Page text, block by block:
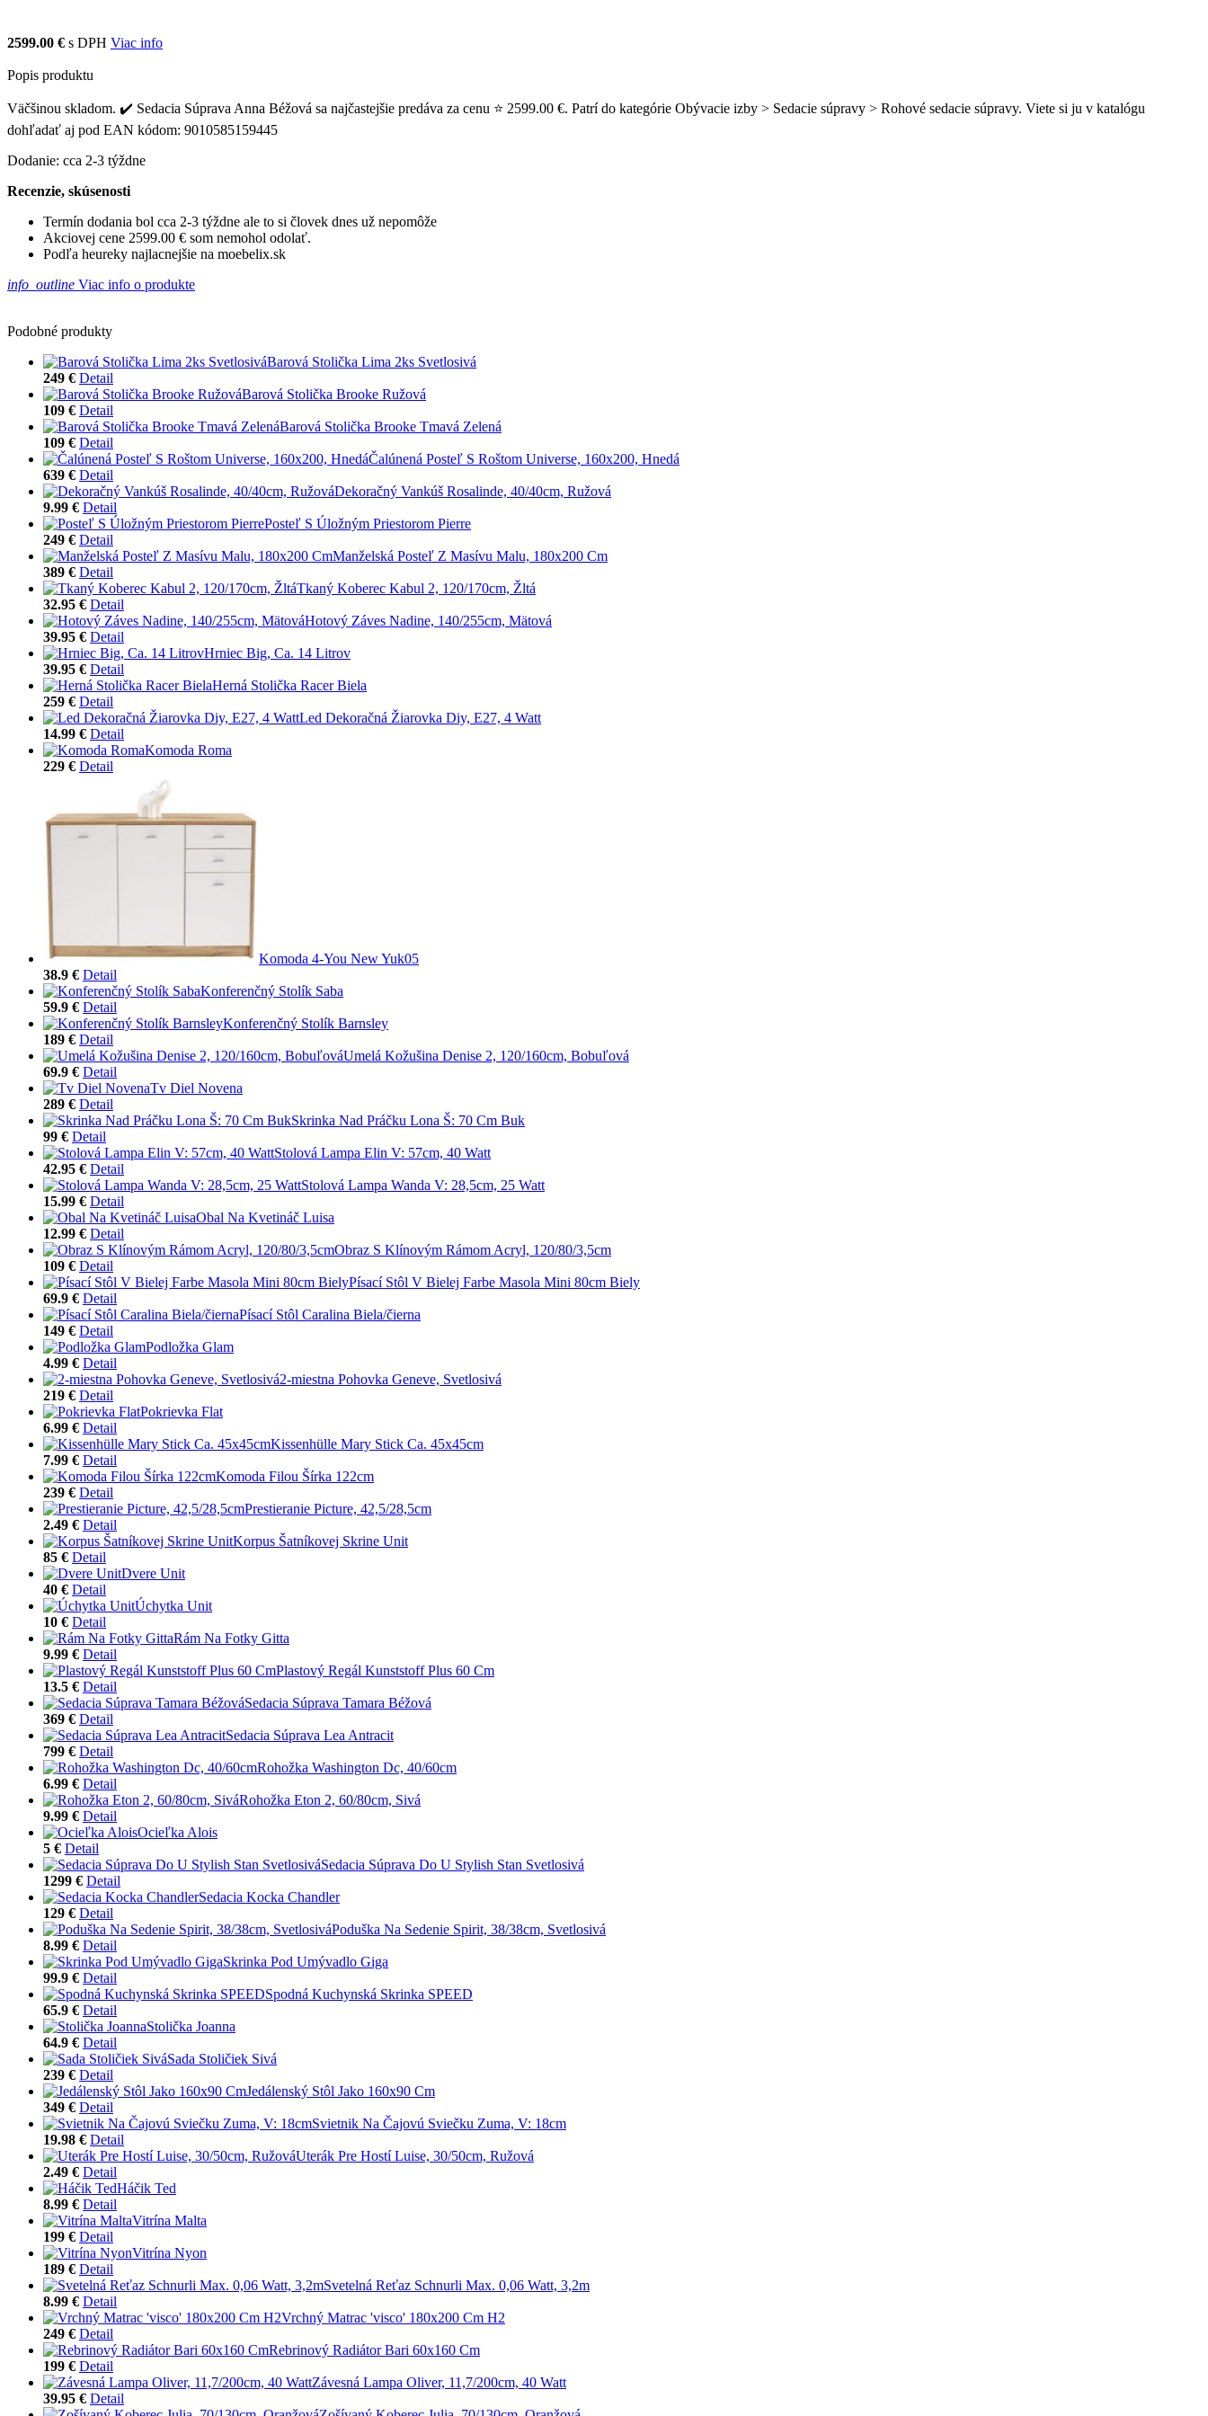
2599.00 € s DPH Viac info
Popis produktu
Väčšinou skladom. ✔️ Sedacia Súprava Anna Béžová sa najčastejšie predáva za cenu ⭐ 2599.00 €. Patrí do kategórie Obývacie izby > Sedacie súpravy > Rohové sedacie súpravy. Viete si ju v katalógu
dohľadať aj pod EAN kódom: 9010585159445
Dodanie: cca 2-3 týždne
Recenzie, skúsenosti
Termín dodania bol cca 2-3 týždne ale to si človek dnes už nepomôže
Akciovej cene 2599.00 € som nemohol odolať.
Podľa heureky najlacnejšie na moebelix.sk
info_outline Viac info o produkte
Podobné produkty
Barová Stolička Lima 2ks Svetlosivá
249 € Detail
Barová Stolička Brooke Ružová
109 € Detail
Barová Stolička Brooke Tmavá Zelená
109 € Detail
Čalúnená Posteľ S Roštom Universe, 160x200, Hnedá
639 € Detail
Dekoračný Vankúš Rosalinde, 40/40cm, Ružová
9.99 € Detail
Posteľ S Úložným Priestorom Pierre
249 € Detail
Manželská Posteľ Z Masívu Malu, 180x200 Cm
389 € Detail
Tkaný Koberec Kabul 2, 120/170cm, Žltá
32.95 € Detail
Hotový Záves Nadine, 140/255cm, Mätová
39.95 € Detail
Hrniec Big, Ca. 14 Litrov
39.95 € Detail
Herná Stolička Racer Biela
259 € Detail
Led Dekoračná Žiarovka Diy, E27, 4 Watt
14.99 € Detail
Komoda Roma
229 € Detail
Komoda 4-You New Yuk05
38.9 € Detail
Konferenčný Stolík Saba
59.9 € Detail
Konferenčný Stolík Barnsley
189 € Detail
Umelá Kožušina Denise 2, 120/160cm, Bobuľová
69.9 € Detail
Tv Diel Novena
289 € Detail
Skrinka Nad Práčku Lona Š: 70 Cm Buk
99 € Detail
Stolová Lampa Elin V: 57cm, 40 Watt
42.95 € Detail
Stolová Lampa Wanda V: 28,5cm, 25 Watt
15.99 € Detail
Obal Na Kvetináč Luisa
12.99 € Detail
Obraz S Klínovým Rámom Acryl, 120/80/3,5cm
109 € Detail
Písací Stôl V Bielej Farbe Masola Mini 80cm Biely
69.9 € Detail
Písací Stôl Caralina Biela/čierna
149 € Detail
Podložka Glam
4.99 € Detail
2-miestna Pohovka Geneve, Svetlosivá
219 € Detail
Pokrievka Flat
6.99 € Detail
Kissenhülle Mary Stick Ca. 45x45cm
7.99 € Detail
Komoda Filou Šírka 122cm
239 € Detail
Prestieranie Picture, 42,5/28,5cm
2.49 € Detail
Korpus Šatníkovej Skrine Unit
85 € Detail
Dvere Unit
40 € Detail
Úchytka Unit
10 € Detail
Rám Na Fotky Gitta
9.99 € Detail
Plastový Regál Kunststoff Plus 60 Cm
13.5 € Detail
Sedacia Súprava Tamara Béžová
369 € Detail
Sedacia Súprava Lea Antracit
799 € Detail
Rohožka Washington Dc, 40/60cm
6.99 € Detail
Rohožka Eton 2, 60/80cm, Sivá
9.99 € Detail
Ocieľka Alois
5 € Detail
Sedacia Súprava Do U Stylish Stan Svetlosivá
1299 € Detail
Sedacia Kocka Chandler
129 € Detail
Poduška Na Sedenie Spirit, 38/38cm, Svetlosivá
8.99 € Detail
Skrinka Pod Umývadlo Giga
99.9 € Detail
Spodná Kuchynská Skrinka SPEED
65.9 € Detail
Stolička Joanna
64.9 € Detail
Sada Stoličiek Sivá
239 € Detail
Jedálenský Stôl Jako 160x90 Cm
349 € Detail
Svietnik Na Čajovú Sviečku Zuma, V: 18cm
19.98 € Detail
Uterák Pre Hostí Luise, 30/50cm, Ružová
2.49 € Detail
Háčik Ted
8.99 € Detail
Vitrína Malta
199 € Detail
Vitrína Nyon
189 € Detail
Svetelná Reťaz Schnurli Max. 0,06 Watt, 3,2m
8.99 € Detail
Vrchný Matrac 'visco' 180x200 Cm H2
249 € Detail
Rebrinový Radiátor Bari 60x160 Cm
199 € Detail
Závesná Lampa Oliver, 11,7/200cm, 40 Watt
39.95 € Detail